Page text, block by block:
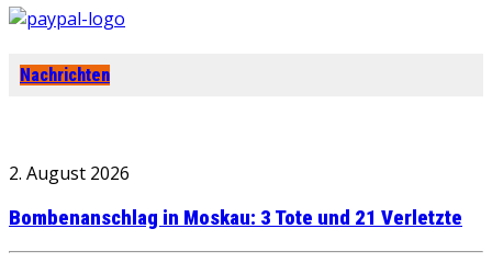
Nachrichten
2. August 2026
Bombenanschlag in Moskau: 3 Tote und 21 Verletzte